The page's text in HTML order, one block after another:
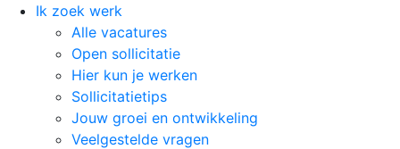
Ik zoek werk
Alle vacatures
Open sollicitatie
Hier kun je werken
Sollicitatietips
Jouw groei en ontwikkeling
Veelgestelde vragen